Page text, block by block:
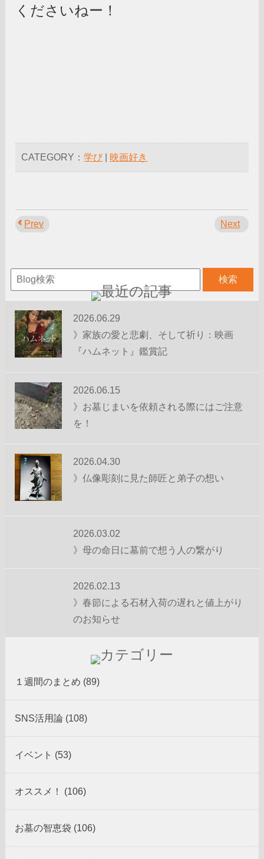
くださいねー！
CATEGORY：学び 映画好き
Prev Next
2026.06.29
》家族の愛と悲劇、そして祈り：映画
『ハムネット』鑑賞記
2026.06.15
》お墓じまいを依頼される際にはご注意
を！
2026.04.30
》仏像彫刻に見た師匠と弟子の想い
2026.03.02
》母の命日に墓前で想う人の繋がり
2026.02.13
》春節による石材入荷の遅れと値上がり
のお知らせ
１週間のまとめ (89)
SNS活用論 (108)
イベント (53)
オススメ！ (106)
お墓の智恵袋 (106)